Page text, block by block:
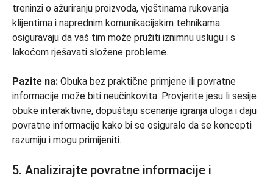
treninzi o ažuriranju proizvoda, vještinama rukovanja
klijentima i naprednim komunikacijskim tehnikama
osiguravaju da vaš tim može pružiti iznimnu uslugu i s
lakoćom rješavati složene probleme.
Pazite na: Obuka bez praktične primjene ili povratne
informacije može biti neučinkovita. Provjerite jesu li sesije
obuke interaktivne, dopuštaju scenarije igranja uloga i daju
povratne informacije kako bi se osiguralo da se koncepti
razumiju i mogu primijeniti.
5. Analizirajte povratne informacije i